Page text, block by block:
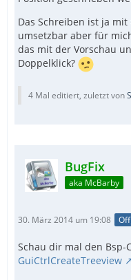
Das Schreiben ist ja
umsetzbar aber für
das mit der Vorschau
Doppelklick?
4 Mal editiert, zuletzt von
BugFix
aka McBarby
30. März 2014 um 19:08
Schau dir mal den Bsp-
GuiCtrlCreateTreeview